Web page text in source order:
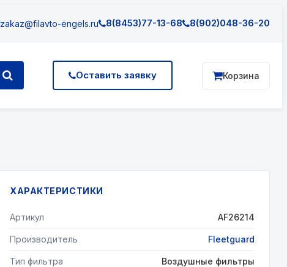
zakaz@filavto-engels.ru 8(8453)77-13-68 8(902)048-36-20
Оставить заявку Корзина
ХАРАКТЕРИСТИКИ
Артикул AF26214
Производитель Fleetguard
Тип фильтра Воздушные фильтры